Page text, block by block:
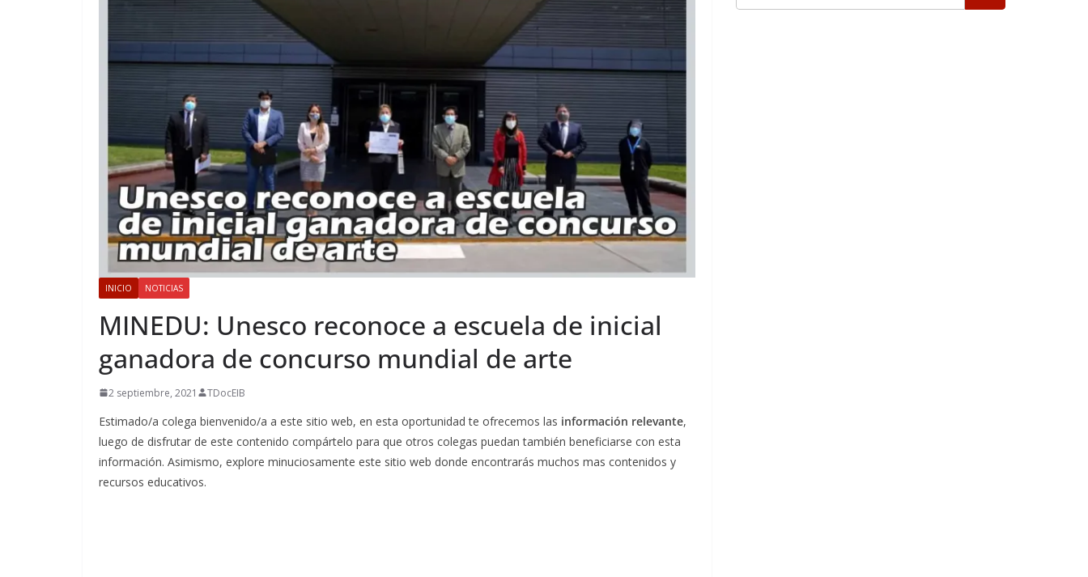
INICIO NOTICIAS
MINEDU: Unesco reconoce a escuela de inicial
ganadora de concurso mundial de arte
2 septiembre, 2021 TDocEIB
Estimado/a colega bienvenido/a a este sitio web, en esta oportunidad te ofrecemos las información relevante,
luego de disfrutar de este contenido compártelo para que otros colegas puedan también beneficiarse con esta
información. Asimismo, explore minuciosamente este sitio web donde encontrarás muchos mas contenidos y
recursos educativos.